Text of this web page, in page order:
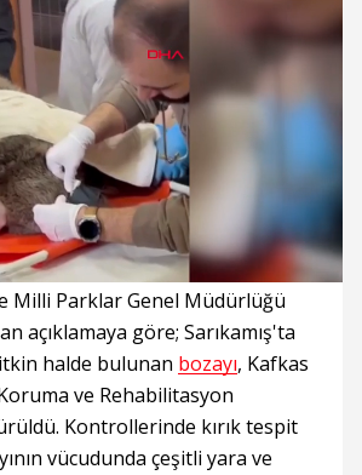
Toplam
Süre Yüklendi:
0%
Yükleniyor:
0%
Milli Parklar Genel Müdürlüğü
açıklamaya göre; Sarıkamış'ta
halde bulunan bozayı, Kafkas
ve Rehabilitasyon
Kontrollerinde kırık tespit
vücudunda çeşitli yara ve